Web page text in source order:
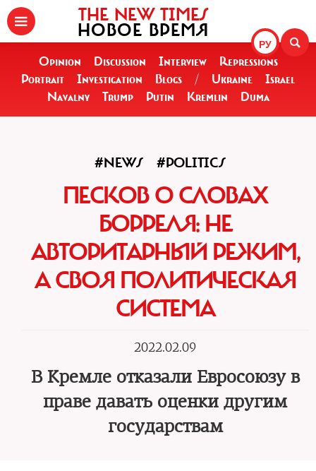
РУ
THE NEW TIMES
НОВОЕ ВРЕМЯ
Opinion Discussion Interview
Repressions
Portrait
Investigation Blogs / Ukraine
Israel
Navalny
Trump Putin Kremlin Duma
#NEWS #POLITICS
ПЕСКОВ О СЛОВАХ
БОРРЕЛЯ: НЕ
АВТОРИТАРНЫЙ РЕЖИМ,
А СВОЯ ПОЛИТИЧЕСКАЯ
СИСТЕМА
2022.02.09
В Кремле отказали Евросоюзу в
праве давать оценки другим
государствам